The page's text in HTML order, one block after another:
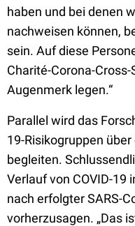
haben und bei denen
nachweisen können,
sein. Auf diese
Charité-Corona-
Augenmerk legen.“
Parallel wird das
19-Risikogruppen
begleiten.
Verlauf von COVID-19
nach erfolgter SARS-
vorherzusagen. „Das